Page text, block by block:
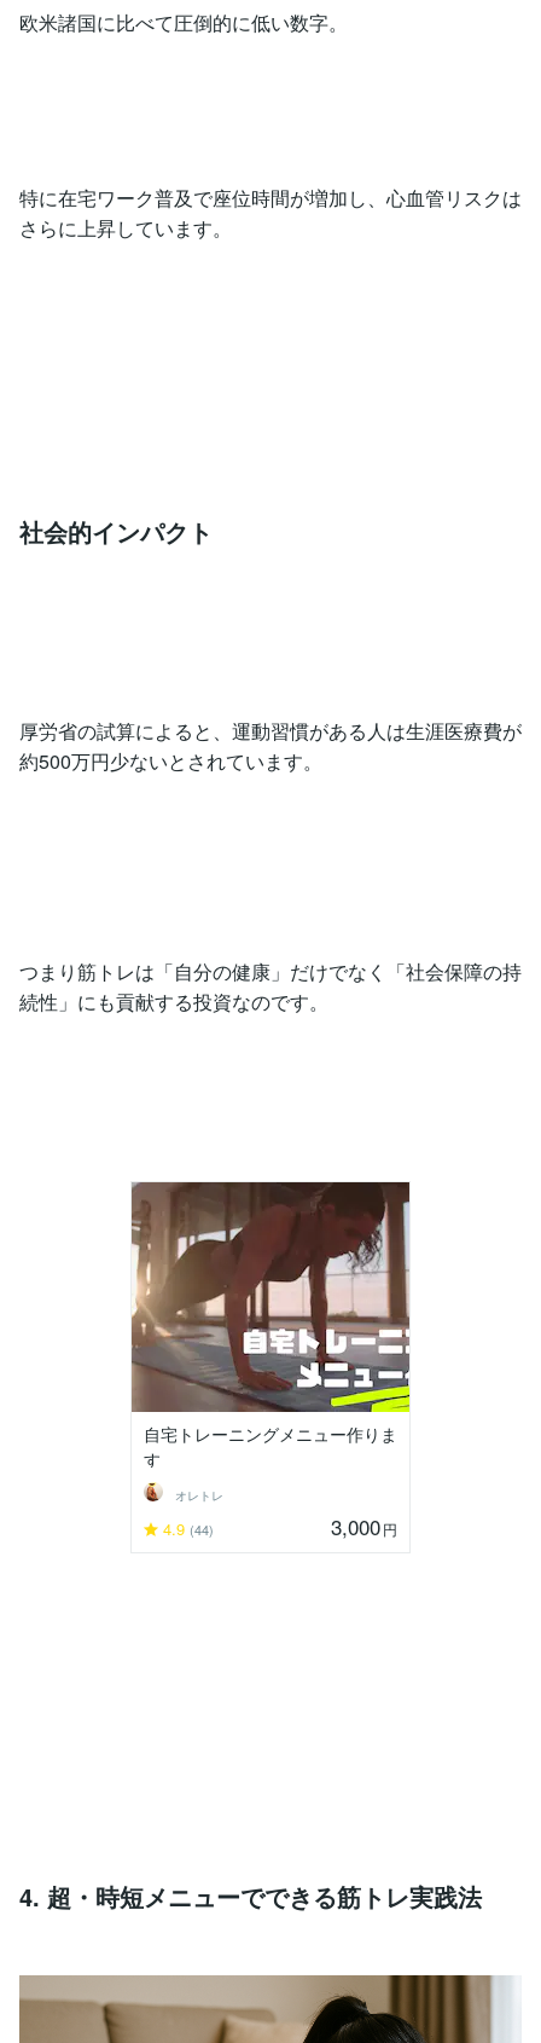
欧米諸国に比べて圧倒的に低い数字。
特に在宅ワーク普及で座位時間が増加し、心血管リスクは
さらに上昇しています。
社会的インパクト
厚労省の試算によると、運動習慣がある人は生涯医療費が
約500万円少ないとされています。
つまり筋トレは「自分の健康」だけでなく「社会保障の持
続性」にも貢献する投資なのです。
自宅トレーニングメニュー作りま
す
オレトレ
4.9 (44) 3,000円
4. 超・時短メニューでできる筋トレ実践法